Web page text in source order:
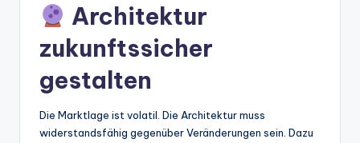
Architektur
zukunftssicher
gestalten
Die Marktlage ist volatil. Die Architektur muss
widerstandsfähig gegenüber Veränderungen sein. Dazu